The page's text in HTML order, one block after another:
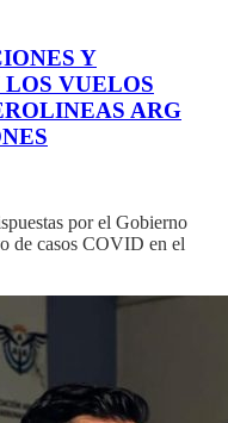
Y
VUELOS
ARG
por el Gobierno
de casos COVID en el